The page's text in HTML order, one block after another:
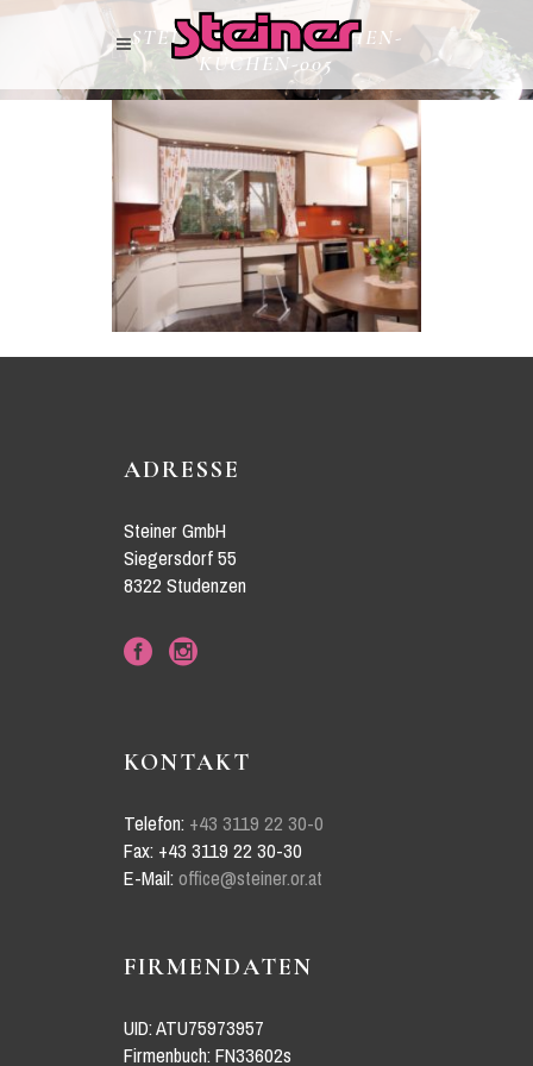
STEINER-WOHNKÜCHEN-
KÜCHEN-005
ADRESSE
Steiner GmbH
Siegersdorf 55
8322 Studenzen
KONTAKT
Telefon:+43 3119 22 30-0
Fax: +43 3119 22 30-30
E-Mail:office@steiner.or.at
FIRMENDATEN
UID: ATU75973957
Firmenbuch: FN33602s